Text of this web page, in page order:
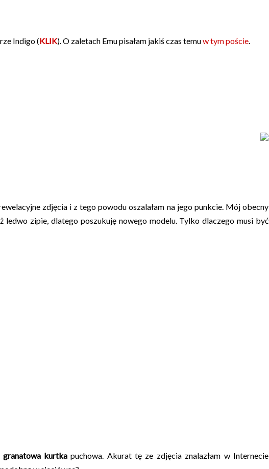
Indigo (KLIK). O zaletach Emu pisałam jakiś czas temuw tym poście.
zdjęcia i z tego powodu oszalałam na jego punkcie. Mój obecny
ledwo zipie, dlatego poszukuję nowego modelu. Tylko dlaczego musi być
granatowa kurtkapuchowa. Akurat tę ze zdjęcia znalazłam w Internecie